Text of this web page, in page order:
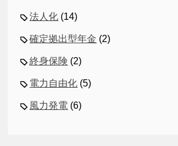
法人化 (14)
確定拠出型年金 (2)
終身保険 (2)
電力自由化 (5)
風力発電 (6)